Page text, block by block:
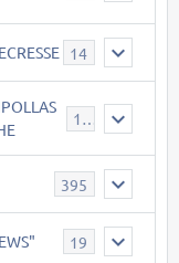
14
119
395
19